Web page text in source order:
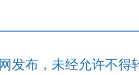
发布，未经允许不得